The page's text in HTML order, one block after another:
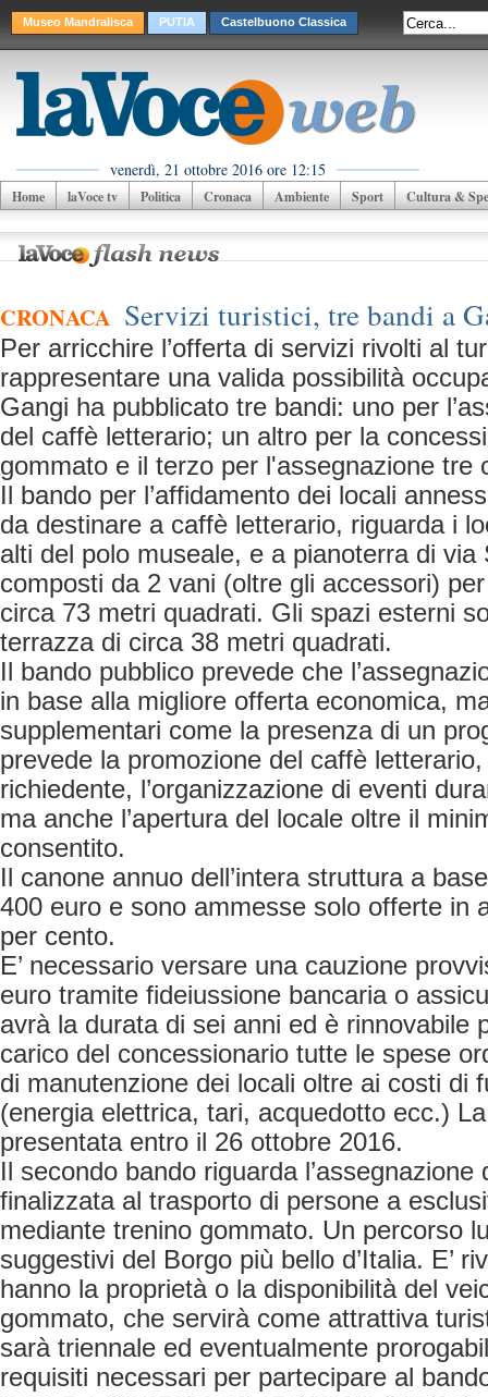
Museo Mandralisca PUTIA Castelbuono Classica
venerdì, 21 ottobre 2016 ore 12:15
Home laVoce tv Politica Cronaca Ambiente Sport Cultura &
CRONACA Servizi turistici, tre bandi a
Per arricchire l’offerta di servizi rivolti al
rappresentare una valida possibilità
Gangi ha pubblicato tre bandi: uno per
del caffè letterario; un altro per la
gommato e il terzo per l'assegnazione tre
Il bando per l’affidamento dei locali
da destinare a caffè letterario, riguarda i
alti del polo museale, e a pianoterra di via
composti da 2 vani (oltre gli accessori)
circa 73 metri quadrati. Gli spazi esterni
terrazza di circa 38 metri quadrati.
Il bando pubblico prevede che
in base alla migliore offerta economica,
supplementari come la presenza di un
prevede la promozione del caffè
richiedente, l’organizzazione di eventi
ma anche l’apertura del locale oltre il
consentito.
Il canone annuo dell’intera struttura a
400 euro e sono ammesse solo offerte in
per cento.
E’ necessario versare una cauzione
euro tramite fideiussione bancaria o
avrà la durata di sei anni ed è rinnovabile
carico del concessionario tutte le spese
di manutenzione dei locali oltre ai costi di
(energia elettrica, tari, acquedotto ecc.)
presentata entro il 26 ottobre 2016.
Il secondo bando riguarda l’assegnazione
finalizzata al trasporto di persone a
mediante trenino gommato. Un percorso
suggestivi del Borgo più bello d’Italia. E’
hanno la proprietà o la disponibilità del
gommato, che servirà come attrattiva
sarà triennale ed eventualmente
requisiti necessari per partecipare al